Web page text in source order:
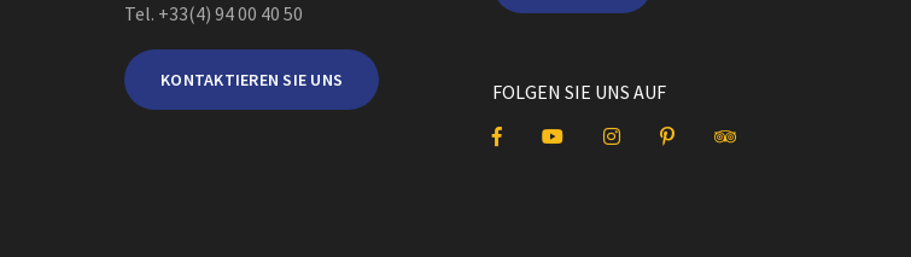
Tel. +33(4) 94 00 40 50
KONTAKTIEREN SIE UNS FOLGEN SIE UNS AUF